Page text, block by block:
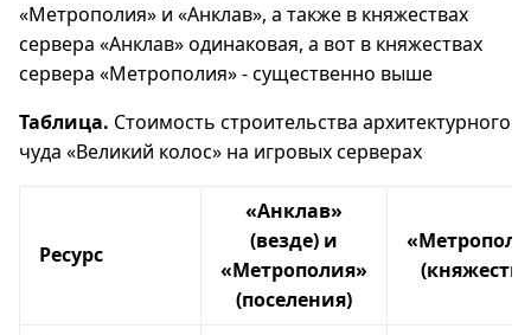
«Метрополия» и «Анклав», а также в княжествах
сервера «Анклав» одинаковая, а вот в княжествах
сервера «Метрополия» - существенно выше
Таблица. Стоимость строительства архитектурного
чуда «Великий колос» на игровых серверах
Ресурс
«Анклав»
(везде) и
«Метрополия»
(поселения)